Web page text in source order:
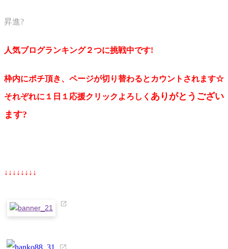
昇進?
人気ブログランキング２つに挑戦中です!
枠内にポチ頂き、ページが切り替わるとカウントされます☆
それぞれに１日１応援クリックよろしく ありがとうござい
ます?
↓↓↓↓↓↓↓↓